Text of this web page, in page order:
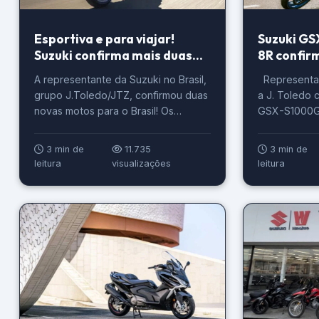
Esportiva e para viajar!
Suzuki confirma mais duas
motos ao BR
A representante da Suzuki no Brasil,
grupo J.Toledo/JTZ, confirmou duas
novas motos para o Brasil! Os
a esportiva GSX-8R foram
apresentados no Salão de Motos de
sobre as novidades para o mercado
nacional. Moto para viajar Suzuki O
modelo GSX-S1000GX é uma moto
crossover, que combina […]
3 min de
leitura
11.735
visualizações
Suzuki
8R
em 2025
a J. Toledo
GSX-
que vem. O
o EICMA
visita de
do Brasil.
3 min de
leitura